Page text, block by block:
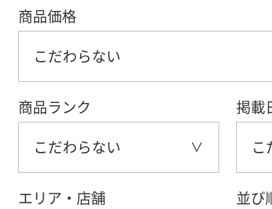
商品価格
こだわらない
商品ランク
こだわらない
掲載
こ
エリア・店舗 並び